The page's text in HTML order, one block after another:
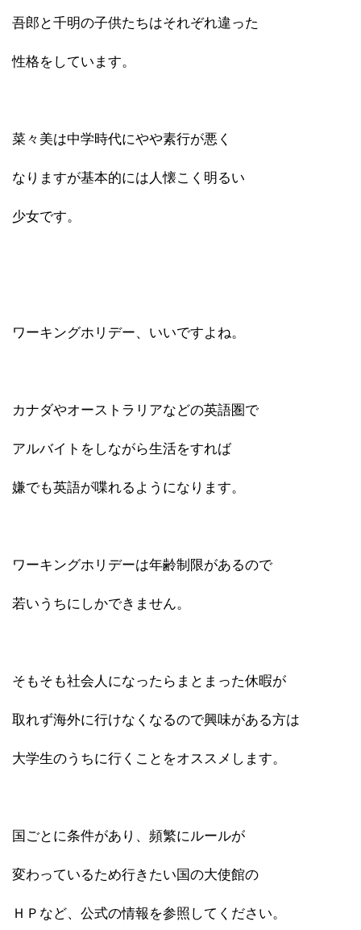
吾郎と千明の子供たちはそれぞれ違った
性格をしています。
菜々美は中学時代にやや素行が悪く
なりますが基本的には人懐こく明るい
少女です。
ワーキングホリデー、いいですよね。
カナダやオーストラリアなどの英語圏で
アルバイトをしながら生活をすれば
嫌でも英語が喋れるようになります。
ワーキングホリデーは年齢制限があるので
若いうちにしかできません。
そもそも社会人になったらまとまった休暇が
取れず海外に行けなくなるので興味がある方は
大学生のうちに行くことをオススメします。
国ごとに条件があり、頻繁にルールが
変わっているため行きたい国の大使館の
ＨＰなど、公式の情報を参照してください。